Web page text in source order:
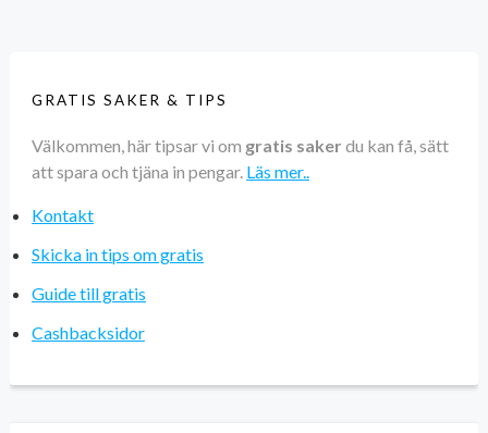
GRATIS SAKER & TIPS
Välkommen, här tipsar vi om gratis saker du kan få, sätt
att spara och tjäna in pengar. Läs mer..
Kontakt
Skicka in tips om gratis
Guide till gratis
Cashbacksidor